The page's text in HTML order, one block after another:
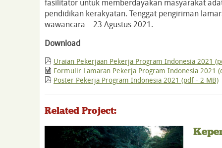
fasilitator untuk memberdayakan masyarakat
pendidikan kerakyatan. Tenggat pengiriman
wawancara – 23 Agustus 2021.
Download
Uraian Pekerjaan Pekerja Program Indonesia 2021
Formulir Lamaran Pekerja Program Indonesia 2021
Poster Pekerja Program Indonesia 2021 (pdf - 2 MB)
Related Project: